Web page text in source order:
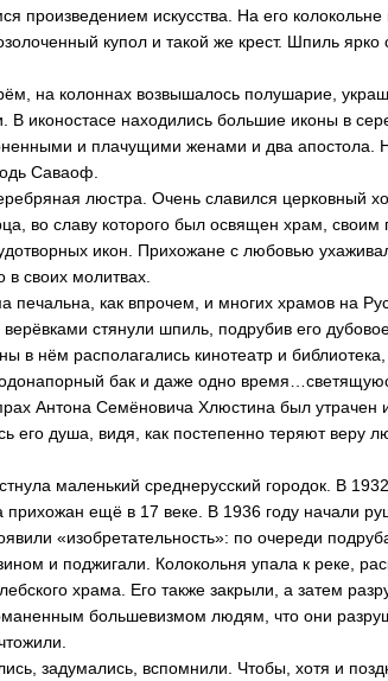
произведением искусства. На его
купол и такой же крест. Шпиль
на колоннах возвышалось полушарие,
В иконостасе находились большие иконы в
и плачущими женами и два апостола.
Саваоф.
люстра. Очень славился церковный
во славу которого был освящен храм,
икон. Прихожане с любовью
своих молитвах.
печальна, как впрочем, и многих храмов на
верёвками стянули шпиль, подрубив его
в нём располагались кинотеатр и
бак и даже одно
Антона Семёновича Хлюстина был утрачен
его душа, видя, как постепенно теряют веру
маленький среднерусский городок. В
прихожан ещё в 17 веке. В 1936 году начали
«изобретательность»: по очереди
и поджигали. Колокольня упала к реке,
храма. Его также закрыли, а затем
большевизмом людям, что они
задумались, вспомнили. Чтобы, хотя и